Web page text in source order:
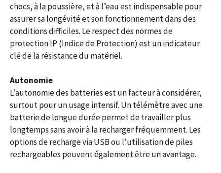
chocs, à la poussière, et à l’eau est indispensable pour
assurer sa longévité et son fonctionnement dans des
conditions difficiles. Le respect des normes de
protection IP (Indice de Protection) est un indicateur
clé de la résistance du matériel.
Autonomie
L’autonomie des batteries est un facteur à considérer,
surtout pour un usage intensif. Un télémètre avec une
batterie de longue durée permet de travailler plus
longtemps sans avoir à la recharger fréquemment. Les
options de recharge via USB ou l’utilisation de piles
rechargeables peuvent également être un avantage.